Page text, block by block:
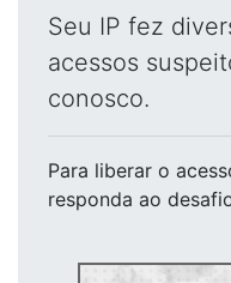
Seu IP fez
acessos
conosco.
Para liberar o
responda ao